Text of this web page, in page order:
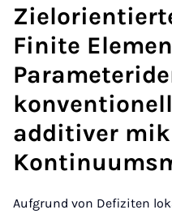
Finite
additiver
Aufgrund von Defiziten